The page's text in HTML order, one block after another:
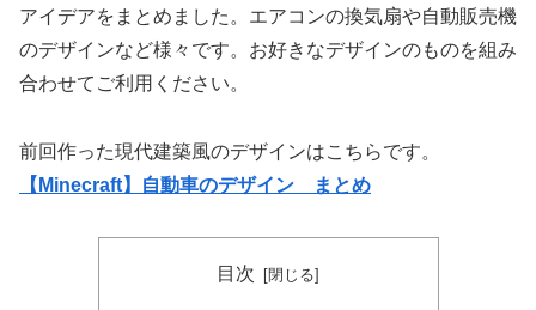
アイデアをまとめました。エアコンの換気扇や自動販売機
のデザインなど様々です。お好きなデザインのものを組み
合わせてご利用ください。
前回作った現代建築風のデザインはこちらです。
【Minecraft】自動車のデザイン まとめ
目次